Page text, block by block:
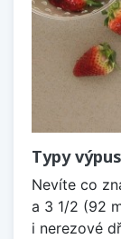
Typy
Nevíte co
a 3 1/2 (92
i nerezové